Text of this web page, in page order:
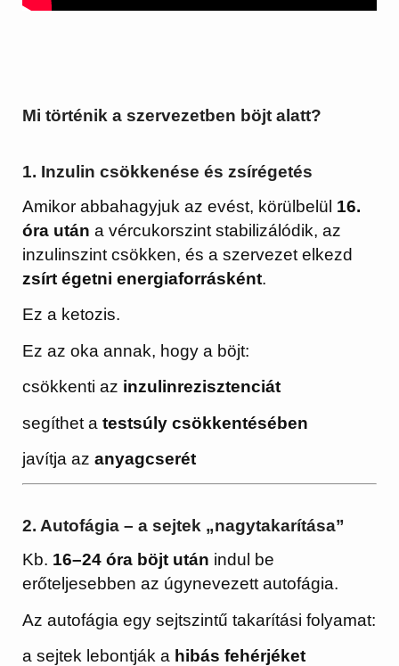
Mi történik a szervezetben böjt alatt?
1. Inzulin csökkenése és zsírégetés
Amikor abbahagyjuk az evést, körülbelül 16.
óra után a vércukorszint stabilizálódik, az
inzulinszint csökken, és a szervezet elkezd
zsírt égetni energiaforrásként.
Ez a ketozis.
Ez az oka annak, hogy a böjt:
csökkenti az inzulinrezisztenciát
segíthet atestsúly csökkentésében
javítja azanyagcserét
2. Autofágia – a sejtek „nagytakarítása”
Kb. 16–24 óra böjt után indul be
erőteljesebben az úgynevezett autofágia.
Az autofágia egy sejtszintű takarítási folyamat:
a sejtek lebontják a hibás fehérjéket